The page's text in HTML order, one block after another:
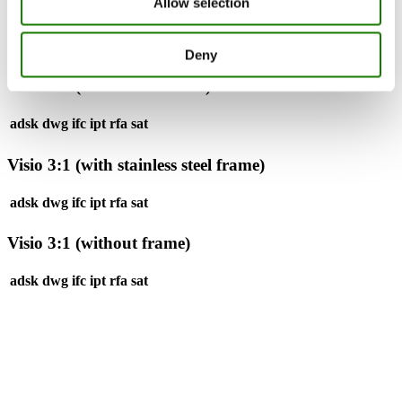
Deny
Visio 3:1 (without frame)
Visio 3:1 (with stainless steel frame)
Visio 3:1 (with black frame)
adsk dwg ifc ipt rfa sat
Visio 3:1 (with stainless steel frame)
adsk dwg ifc ipt rfa sat
Visio 3:1 (without frame)
adsk dwg ifc ipt rfa sat